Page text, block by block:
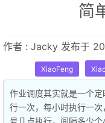
简
作者 : Jacky 发布于
XiaoFeng
作业调度其实就是一个
行一次，每小时执行一
号几点执行，间隔多少个